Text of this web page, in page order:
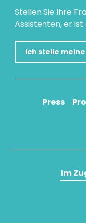
Stellen Sie Ihre
Assistenten, er ist
Ich stelle
Press
Im